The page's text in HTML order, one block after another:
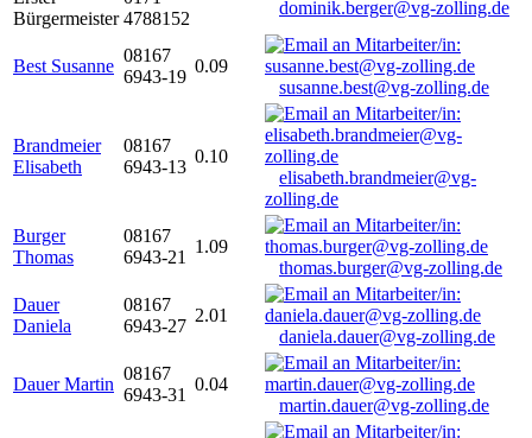
Bürgermeister 4788152
dominik.berger@vg-zolling.de
Best Susanne
08167
6943-19
0.09
susanne.best@vg-zolling.de
Brandmeier
Elisabeth
08167
6943-13
0.10
elisabeth.brandmeier@vg-
zolling.de
Burger
Thomas
08167
6943-21
1.09
thomas.burger@vg-zolling.de
Dauer
Daniela
08167
6943-27
2.01
daniela.dauer@vg-zolling.de
Dauer Martin
08167
6943-31
0.04
martin.dauer@vg-zolling.de